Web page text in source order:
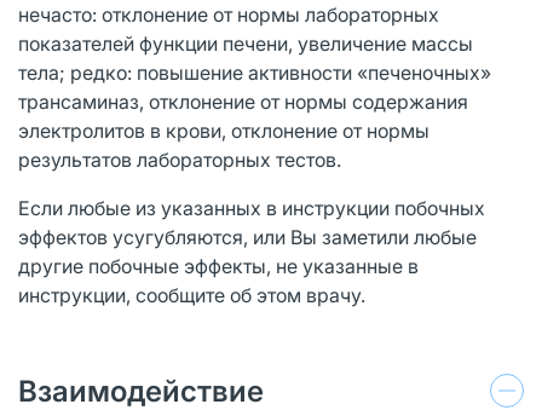
нечасто: отклонение от нормы лабораторных
показателей функции печени, увеличение массы
тела; редко: повышение активности «печеночных»
трансаминаз, отклонение от нормы содержания
электролитов в крови, отклонение от нормы
результатов лабораторных тестов.
Если любые из указанных в инструкции побочных
эффектов усугубляются, или Вы заметили любые
другие побочные эффекты, не указанные в
инструкции, сообщите об этом врачу.
Взаимодействие